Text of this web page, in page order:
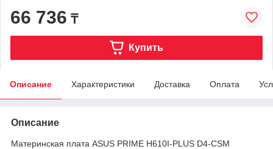
66 736 ₸
Купить
Описание Характеристики Доставка Оплата
Описание
Материнская плата ASUS PRIME H610I-PLUS D4-CSM